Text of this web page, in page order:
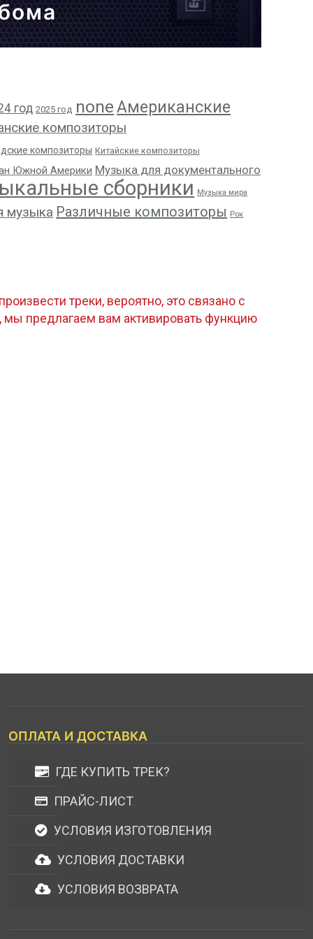
год 2025 год noneАмериканские
композиторы
композиторы Китайские композиторы
Южной Америки Музыка для документального
сборники Музыка мира
музыка Различные композиторы Рок
треки, вероятно, это связано с
предлагаем вам активировать функцию
ОПЛАТА И ДОСТАВКА
ГДЕ КУПИТЬ ТРЕК?
ПРАЙС-ЛИСТ
УСЛОВИЯ ИЗГОТОВЛЕНИЯ
УСЛОВИЯ ДОСТАВКИ
УСЛОВИЯ ВОЗВРАТА